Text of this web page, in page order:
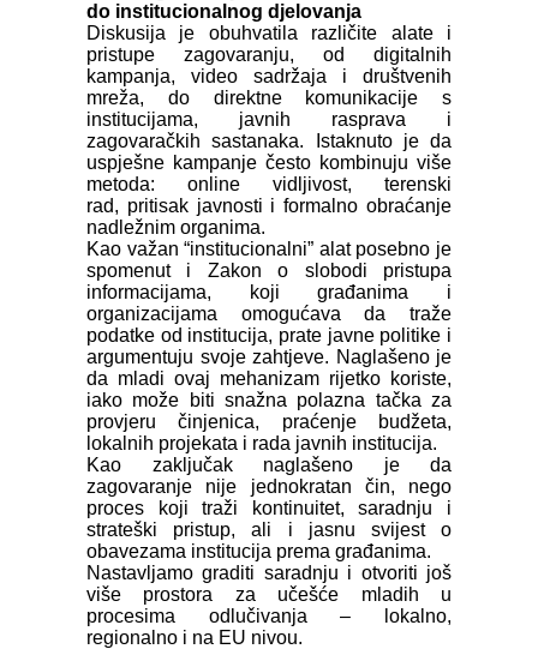
do institucionalnog djelovanja
Diskusija je obuhvatila različite alate i
pristupe zagovaranju, od digitalnih
kampanja, video sadržaja i društvenih
mreža, do direktne komunikacije s
institucijama, javnih rasprava i
zagovaračkih sastanaka. Istaknuto je da
uspješne kampanje često kombinuju više
metoda: online vidljivost, terenski
rad, pritisak javnosti i formalno obraćanje
nadležnim organima.
Kao važan “institucionalni” alat posebno je
spomenut i Zakon o slobodi pristupa
informacijama, koji građanima i
organizacijama omogućava da traže
podatke od institucija, prate javne politike i
argumentuju svoje zahtjeve. Naglašeno je
da mladi ovaj mehanizam rijetko koriste,
iako može biti snažna polazna tačka za
provjeru činjenica, praćenje budžeta,
lokalnih projekata i rada javnih institucija.
Kao zaključak naglašeno je da
zagovaranje nije jednokratan čin, nego
proces koji traži kontinuitet, saradnju i
strateški pristup, ali i jasnu svijest o
obavezama institucija prema građanima.
Nastavljamo graditi saradnju i otvoriti još
više prostora za učešće mladih u
procesima odlučivanja – lokalno,
regionalno i na EU nivou.